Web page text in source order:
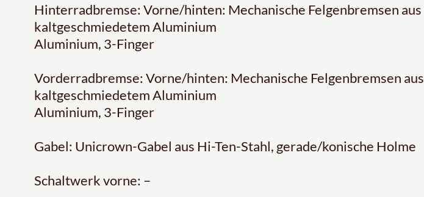
Hinterradbremse: Vorne/hinten: Mechanische Felgenbremsen aus
kaltgeschmiedetem Aluminium
Aluminium, 3-Finger
Vorderradbremse: Vorne/hinten: Mechanische Felgenbremsen aus
kaltgeschmiedetem Aluminium
Aluminium, 3-Finger
Gabel: Unicrown-Gabel aus Hi-Ten-Stahl, gerade/konische Holme
Schaltwerk vorne: –